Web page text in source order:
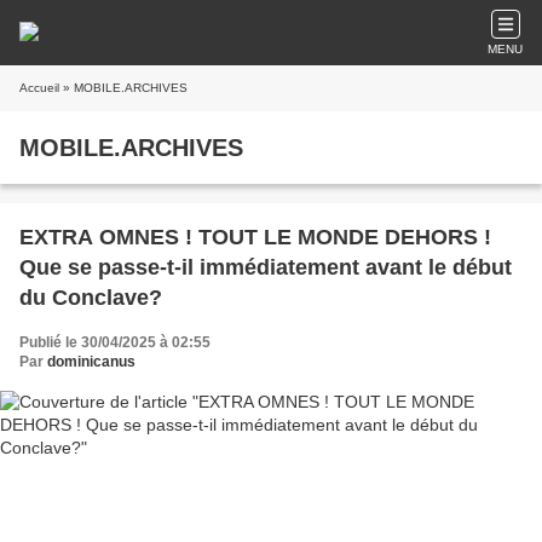
MENU
Accueil » MOBILE.ARCHIVES
MOBILE.ARCHIVES
EXTRA OMNES ! TOUT LE MONDE DEHORS !
Que se passe-t-il immédiatement avant le début
du Conclave?
Publié le 30/04/2025 à 02:55
Par dominicanus